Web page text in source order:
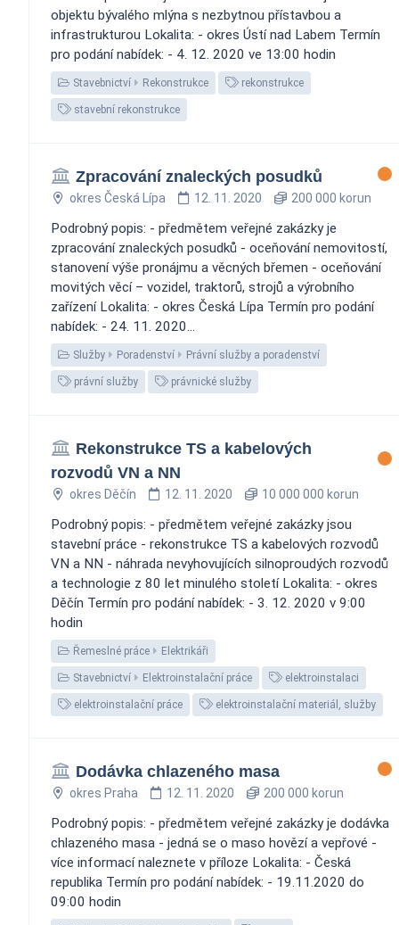
objektu bývalého mlýna s nezbytnou přístavbou a
infrastrukturou Lokalita: - okres Ústí nad Labem Termín
pro podání nabídek: - 4. 12. 2020 ve 13:00 hodin
Stavebnictví Rekonstrukce rekonstrukce
stavební rekonstrukce
Zpracování znaleckých posudků
okres Česká Lípa 12. 11. 2020 200 000 korun
Podrobný popis: - předmětem veřejné zakázky je
zpracování znaleckých posudků - oceňování nemovitostí,
stanovení výše pronájmu a věcných břemen - oceňování
movitých věcí – vozidel, traktorů, strojů a výrobního
zařízení Lokalita: - okres Česká Lípa Termín pro podání
nabídek: - 24. 11. 2020...
Služby Poradenství Právní služby a poradenství
právní služby právnické služby
Rekonstrukce TS a kabelových
rozvodů VN a NN
okres Děčín 12. 11. 2020 10 000 000 korun
Podrobný popis: - předmětem veřejné zakázky jsou
stavební práce - rekonstrukce TS a kabelových rozvodů
VN a NN - náhrada nevyhovujících silnoproudých rozvodů
a technologie z 80 let minulého století Lokalita: - okres
Děčín Termín pro podání nabídek: - 3. 12. 2020 v 9:00
hodin
Řemeslné práce Elektrikáři
Stavebnictví Elektroinstalační práce elektroinstalaci
elektroinstalační práce elektroinstalační materiál, služby
Dodávka chlazeného masa
okres Praha 12. 11. 2020 200 000 korun
Podrobný popis: - předmětem veřejné zakázky je dodávka
chlazeného masa - jedná se o maso hovězí a vepřové -
více informací naleznete v příloze Lokalita: - Česká
republika Termín pro podání nabídek: - 19.11.2020 do
09:00 hodin